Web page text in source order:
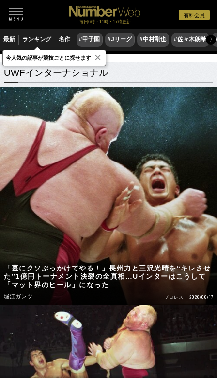
有料会員
毎日6時・11時・17時更新
最新 ランキング 名作 #甲子園 #Jリーグ #中村剛也 #佐々木朗希 〉
UWFインターナショナル 関連記事
UWFインターナショナル
「墓にクソぶっかけてやる！」長州力と三沢光晴を“キレさせ
た”1億円トーナメント決裂の全真相…Uインターはこうして
「マット界のヒール」になった
堀江ガンツ プロレス 2026/06/17
今人気の記事が競技ごとに探せます ×